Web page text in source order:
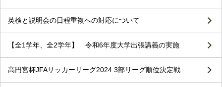
英検と説明会の日程重複への対応について
【全1学年、全2学年】 令和6年度大学出張講義の実施
高円宮杯JFAサッカーリーグ2024 3部リーグ順位決定戦